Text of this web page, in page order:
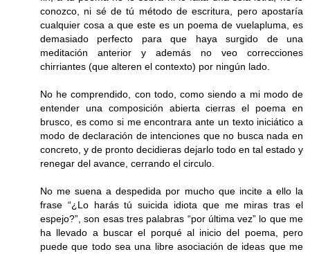
conozco, ni sé de tú método de escritura, pero apostaría
cualquier cosa a que este es un poema de vuelapluma, es
demasiado perfecto para que haya surgido de una
meditación anterior y además no veo correcciones
chirriantes (que alteren el contexto) por ningún lado.
No he comprendido, con todo, como siendo a mi modo de
entender una composición abierta cierras el poema en
brusco, es como si me encontrara ante un texto iniciático a
modo de declaración de intenciones que no busca nada en
concreto, y de pronto decidieras dejarlo todo en tal estado y
renegar del avance, cerrando el circulo.
No me suena a despedida por mucho que incite a ello la
frase “¿Lo harás tú suicida idiota que me miras tras el
espejo?”, son esas tres palabras “por última vez” lo que me
ha llevado a buscar el porqué al inicio del poema, pero
puede que todo sea una libre asociación de ideas que me